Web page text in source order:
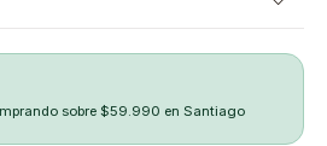
sobre $59.990 en Santiago